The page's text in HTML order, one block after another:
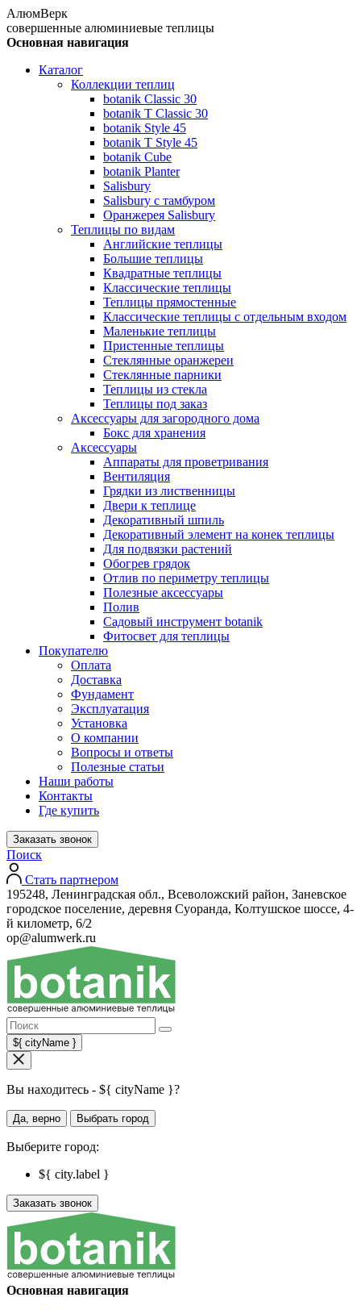
АлюмВерк
совершенные алюминиевые теплицы
Основная навигация
Каталог
Коллекции теплиц
botanik Classic 30
botanik T Classic 30
botanik Style 45
botanik Т Style 45
botanik Cube
botanik Planter
Salisbury
Salisbury с тамбуром
Оранжерея Salisbury
Теплицы по видам
Английские теплицы
Большие теплицы
Квадратные теплицы
Классические теплицы
Теплицы прямостенные
Классические теплицы с отдельным входом
Маленькие теплицы
Пристенные теплицы
Стеклянные оранжереи
Стеклянные парники
Теплицы из стекла
Теплицы под заказ
Аксессуары для загородного дома
Бокс для хранения
Аксессуары
Аппараты для проветривания
Вентиляция
Грядки из лиственницы
Двери к теплице
Декоративный шпиль
Декоративный элемент на конек теплицы
Для подвязки растений
Обогрев грядок
Отлив по периметру теплицы
Полезные аксессуары
Полив
Садовый инструмент botanik
Фитосвет для теплицы
Покупателю
Оплата
Доставка
Фундамент
Эксплуатация
Установка
О компании
Вопросы и ответы
Полезные статьи
Наши работы
Контакты
Где купить
Заказать звонок
Поиск
Стать партнером
195248, Ленинградская обл., Всеволожский район, Заневское
городское поселение, деревня Суоранда, Колтушское шоссе, 4-
й километр, 6/2
op@alumwerk.ru
${ cityName }
Вы находитесь - ${ cityName }?
Да, верно Выбрать город
Выберите город:
${ city.label }
Заказать звонок
Основная навигация